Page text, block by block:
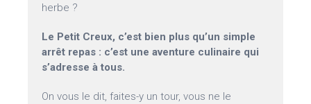
herbe ?
Le Petit Creux, c’est bien plus qu’un simple
arrêt repas : c’est une aventure culinaire qui
s’adresse à tous.
On vous le dit, faites-y un tour, vous ne le